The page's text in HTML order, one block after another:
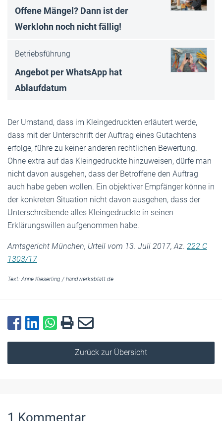
Offene Mängel? Dann ist der
Werklohn noch nicht fällig!
Betriebsführung
Angebot per WhatsApp hat
Ablaufdatum
Der Umstand, dass im Kleingedruckten erläutert werde,
dass mit der Unterschrift der Auftrag eines Gutachtens
erfolge, führe zu keiner anderen rechtlichen Bewertung.
Ohne extra auf das Kleingedruckte hinzuweisen, dürfe man
nicht davon ausgehen, dass der Betroffene den Auftrag
auch habe geben wollen. Ein objektiver Empfänger könne in
der konkreten Situation nicht davon ausgehen, dass der
Unterschreibende alles Kleingedruckte in seinen
Erklärungswillen aufgenommen habe.
Amtsgericht München, Urteil vom 13. Juli 2017, Az. 222 C
1303/17
Text: Anne Kieserling / handwerksblatt.de
Zurück zur Übersicht
1 Kommentar